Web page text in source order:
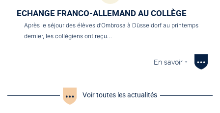
ECHANGE FRANCO-ALLEMAND AU COLLÈGE
Après le séjour des élèves d’Ombrosa à Düsseldorf au printemps
dernier, les collégiens ont reçu…
En savoir +
Voir toutes les actualités